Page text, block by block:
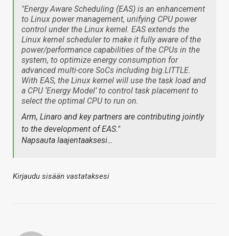
"Energy Aware Scheduling (EAS) is an enhancement
to Linux power management, unifying CPU power
control under the Linux kernel. EAS extends the
Linux kernel scheduler to make it fully aware of the
power/performance capabilities of the CPUs in the
system, to optimize energy consumption for
advanced multi-core SoCs including big.LITTLE.
With EAS, the Linux kernel will use the task load and
a CPU ‘Energy Model’ to control task placement to
select the optimal CPU to run on.
Arm, Linaro and key partners are contributing jointly
to the development of EAS."
Napsauta laajentaaksesi…
Kirjaudu sisään vastataksesi